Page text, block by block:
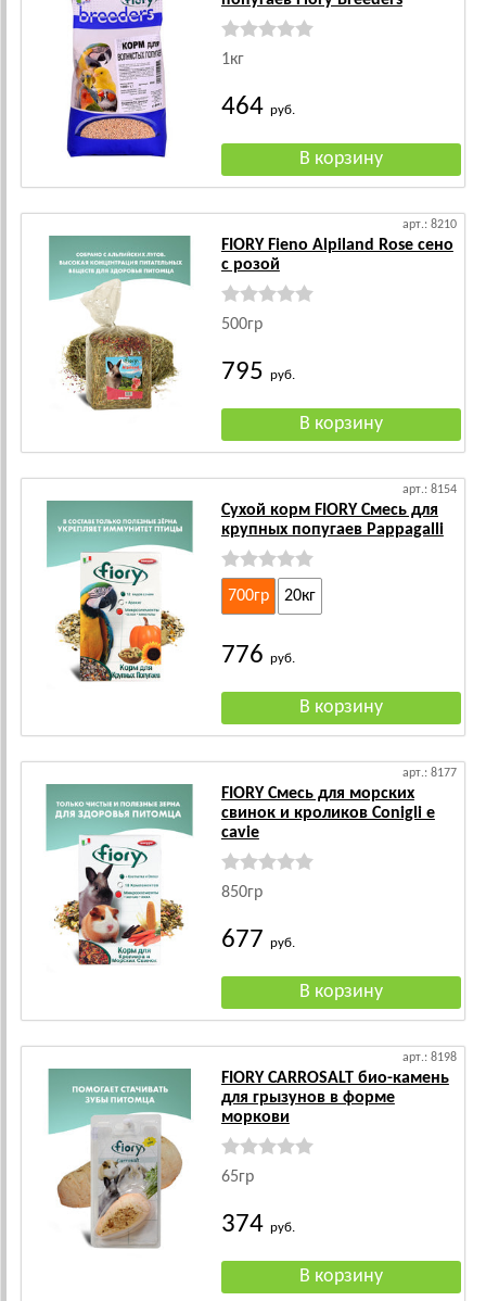
1кг
464 руб.
арт.: 8210
FIORY Fieno Alpiland Rose сено
с розой
500гр
795 руб.
арт.: 8154
Сухой корм FIORY Смесь для
крупных попугаев Pappagalli
700гр 20кг
776 руб.
арт.: 8177
FIORY Cмесь для морских
свинок и кроликов Conigli e
cavie
850гр
677 руб.
арт.: 8198
FIORY CARROSALT био-камень
для грызунов в форме
моркови
65гр
374 руб.